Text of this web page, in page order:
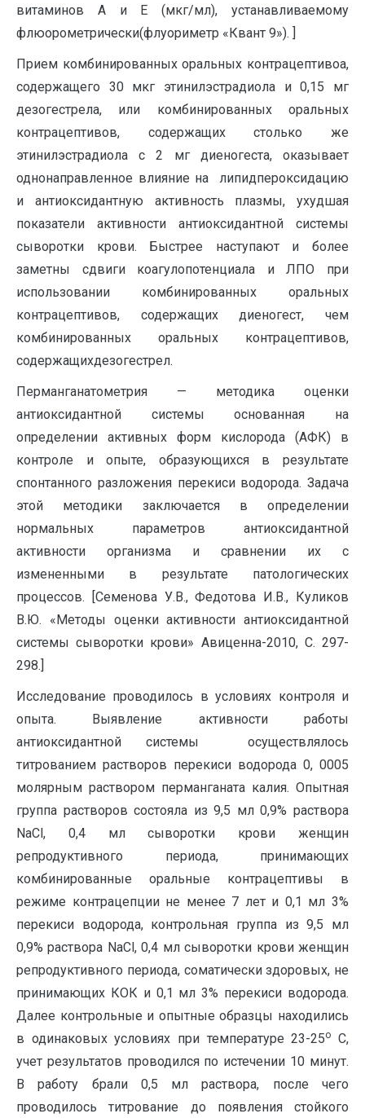
витаминов А и Е (мкг/мл), устанавливаемому
флюорометрически(флуориметр «Квант 9»). ]
Прием комбинированных оральных контрацептивоа,
содержащего 30 мкг этинилэстрадиола и 0,15 мг
дезогестрела, или комбинированных оральных
контрацептивов, содержащих столько же
этинилэстрадиола с 2 мг диеногеста, оказывает
однонаправленное влияние на липидпероксидацию
и антиоксидантную активность плазмы, ухудшая
показатели активности антиоксидантной системы
сыворотки крови. Быстрее наступают и более
заметны сдвиги коагулопотенциала и ЛПО при
использовании комбинированных оральных
контрацептивов, содержащих диеногест, чем
комбинированных оральных контрацептивов,
содержащихдезогестрел.
Перманганатометрия — методика оценки
антиоксидантной системы основанная на
определении активных форм кислорода (АФК) в
контроле и опыте, образующихся в результате
спонтанного разложения перекиси водорода. Задача
этой методики заключается в определении
нормальных параметров антиоксидантной
активности организма и сравнении их с
измененными в результате патологических
процессов. [Семенова У.В., Федотова И.В., Куликов
В.Ю. «Методы оценки активности антиоксидантной
системы сыворотки крови» Авиценна-2010, С. 297-
298.]
Исследование проводилось в условиях контроля и
опыта. Выявление активности работы
антиоксидантной системы осуществлялось
титрованием растворов перекиси водорода 0, 0005
молярным раствором перманганата калия. Опытная
группа растворов состояла из 9,5 мл 0,9% раствора
NaCl, 0,4 мл сыворотки крови женщин
репродуктивного периода, принимающих
комбинированные оральные контрацептивы в
режиме контрацепции не менее 7 лет и 0,1 мл 3%
перекиси водорода, контрольная группа из 9,5 мл
0,9% раствора NaCl, 0,4 мл сыворотки крови женщин
репродуктивного периода, соматически здоровых, не
принимающих КОК и 0,1 мл 3% перекиси водорода.
Далее контрольные и опытные образцы находились
в одинаковых условиях при температуре 23-25о
С,
учет результатов проводился по истечении 10 минут.
В работу брали 0,5 мл раствора, после чего
проводилось титрование до появления стойкого